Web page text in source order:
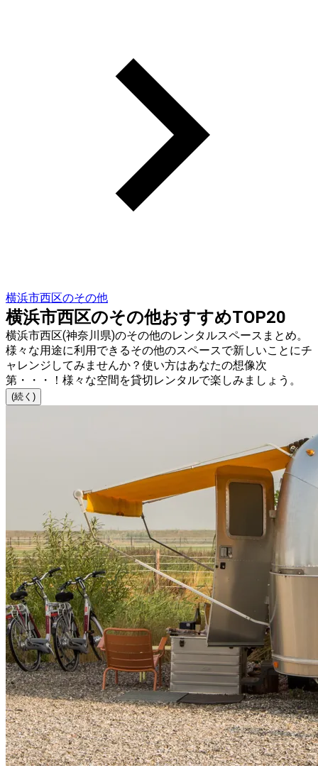
横浜市西区のその他
横浜市西区のその他おすすめTOP20
横浜市西区(神奈川県)のその他のレンタルスペースまとめ。
様々な用途に利用できるその他のスペースで新しいことにチ
ャレンジしてみませんか？使い方はあなたの想像次
第・・・！様々な空間を貸切レンタルで楽しみましょう。
(続く)